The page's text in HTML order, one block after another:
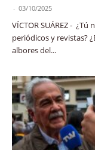
- 03/10/2025
VÍCTOR SUÁREZ -
periódicos y revistas?
albores del...